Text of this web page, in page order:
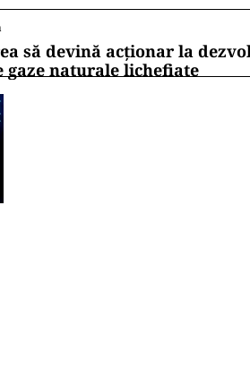
să devină acționar la
gaze naturale lichefiate